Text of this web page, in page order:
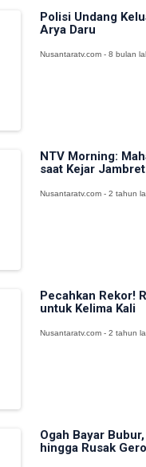
Polisi Undang
Arya Daru
Nusantaratv.com - 8 bulan
NTV Morning:
saat Kejar
Nusantaratv.com - 2 tahun
Pecahkan Rekor!
untuk Kelima Kali
Nusantaratv.com - 2 tahun
Ogah Bayar
hingga Rusak